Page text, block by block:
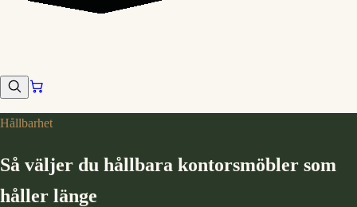
Hållbarhet
Så väljer du hållbara kontorsmöbler som
håller länge